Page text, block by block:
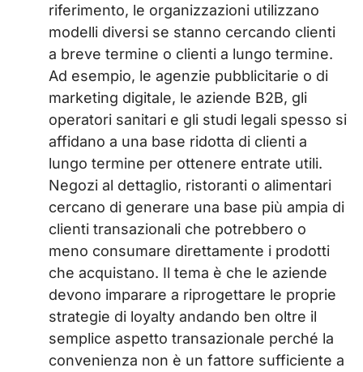
riferimento, le organizzazioni utilizzano
modelli diversi se stanno cercando clienti
a breve termine o clienti a lungo termine.
Ad esempio, le agenzie pubblicitarie o di
marketing digitale, le aziende B2B, gli
operatori sanitari e gli studi legali spesso si
affidano a una base ridotta di clienti a
lungo termine per ottenere entrate utili.
Negozi al dettaglio, ristoranti o alimentari
cercano di generare una base più ampia di
clienti transazionali che potrebbero o
meno consumare direttamente i prodotti
che acquistano. Il tema è che le aziende
devono imparare a riprogettare le proprie
strategie di loyalty andando ben oltre il
semplice aspetto transazionale perché la
convenienza non è un fattore sufficiente a